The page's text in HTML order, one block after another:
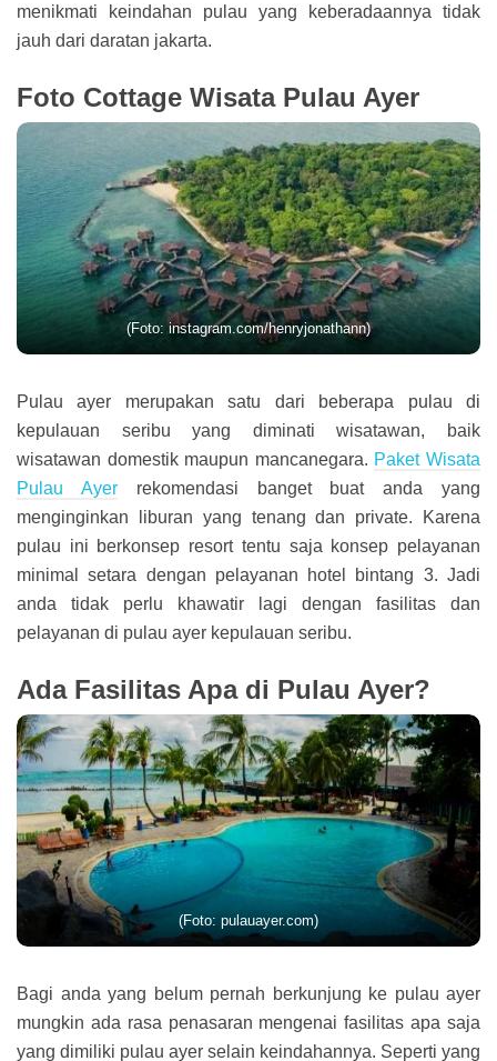
menikmati keindahan pulau yang keberadaannya tidak
jauh dari daratan jakarta.
Foto Cottage Wisata Pulau Ayer
(Foto: instagram.com/henryjonathann)
Pulau ayer merupakan satu dari beberapa pulau di
kepulauan seribu yang diminati wisatawan, baik
wisatawan domestik maupun mancanegara. Paket Wisata
Pulau Ayerrekomendasi banget buat anda yang
menginginkan liburan yang tenang dan private. Karena
pulau ini berkonsep resort tentu saja konsep pelayanan
minimal setara dengan pelayanan hotel bintang 3. Jadi
anda tidak perlu khawatir lagi dengan fasilitas dan
pelayanan di pulau ayer kepulauan seribu.
Ada Fasilitas Apa di Pulau Ayer?
(Foto: pulauayer.com)
Bagi anda yang belum pernah berkunjung ke pulau ayer
mungkin ada rasa penasaran mengenai fasilitas apa saja
yang dimiliki pulau ayer selain keindahannya. Seperti yang